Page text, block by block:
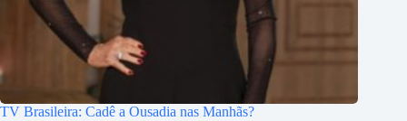
TV Brasileira: Cadê a Ousadia nas Manhãs?